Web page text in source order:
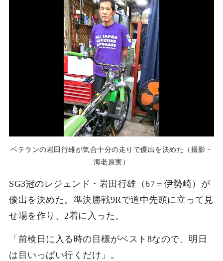
ベテランの岩田行雄が気合十分の走りで優出を決めた（撮影・
海老原実）
SG3冠のレジェンド・岩田行雄（67＝伊勢崎）が
優出を決めた。準決勝戦9Rで道中先頭に立って見
せ場を作り、2着に入った。
「前検日に入る時の目標がベスト8なので、明日
は目いっぱい行くだけ」。